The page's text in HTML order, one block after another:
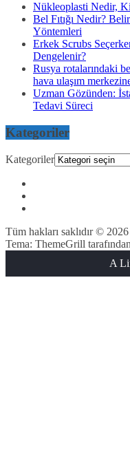
Nükleoplasti Nedir,
Bel Fıtığı Nedir?
Yöntemleri
Erkek Scrubs
Dengelenir?
Rusya rotalarındaki
hava ulaşım
Uzman Gözünden:
Tedavi Süreci
Kategoriler
Kategoriler
Tüm hakları saklıdır © 2026
Tema: ThemeGrill tarafından
A